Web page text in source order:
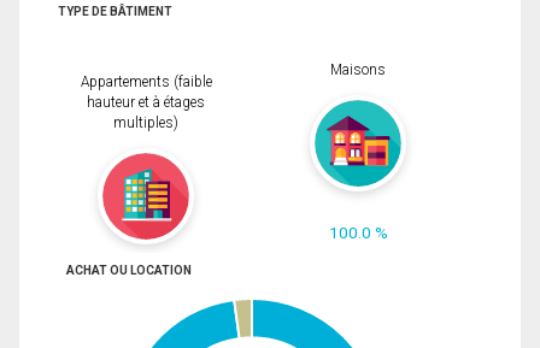
TYPE DE BÂTIMENT
Appartements (faible
hauteur et à étages
multiples)
Maisons
100.0 %
ACHAT OU LOCATION